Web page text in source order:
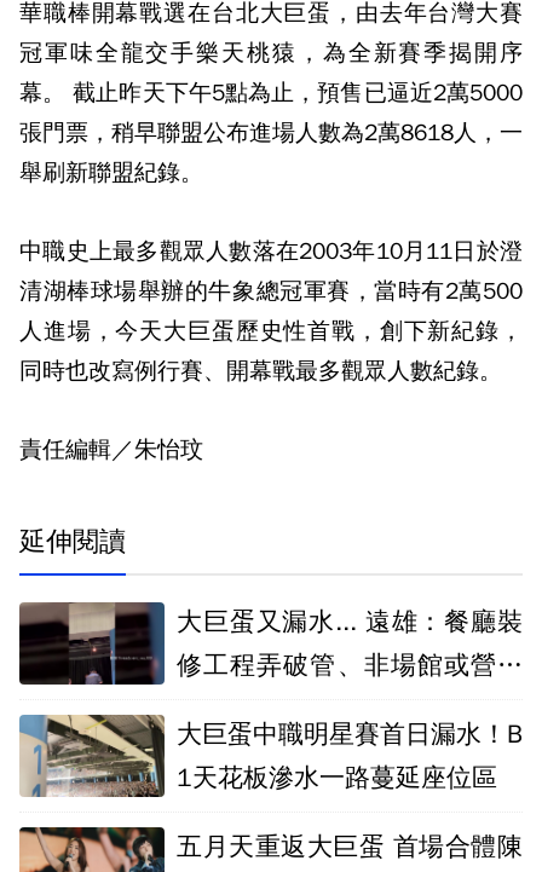
華職棒開幕戰選在台北大巨蛋，由去年台灣大賽
冠軍味全龍交手樂天桃猿，為全新賽季揭開序
幕。 截止昨天下午5點為止，預售已逼近2萬5000
張門票，稍早聯盟公布進場人數為2萬8618人，一
舉刷新聯盟紀錄。
中職史上最多觀眾人數落在2003年10月11日於澄
清湖棒球場舉辦的牛象總冠軍賽，當時有2萬500
人進場，今天大巨蛋歷史性首戰，創下新紀錄，
同時也改寫例行賽、開幕戰最多觀眾人數紀錄。
責任編輯／朱怡玟
延伸閱讀
大巨蛋又漏水... 遠雄：餐廳裝
修工程弄破管、非場館或營運
大巨蛋中職明星賽首日漏水！B
1天花板滲水一路蔓延座位區
五月天重返大巨蛋 首場合體陳